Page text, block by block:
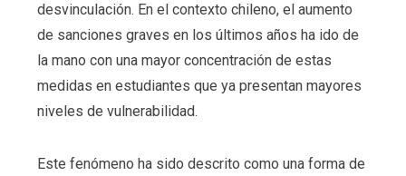
desvinculación. En el contexto chileno, el aumento
de sanciones graves en los últimos años ha ido de
la mano con una mayor concentración de estas
medidas en estudiantes que ya presentan mayores
niveles de vulnerabilidad.
Este fenómeno ha sido descrito como una forma de